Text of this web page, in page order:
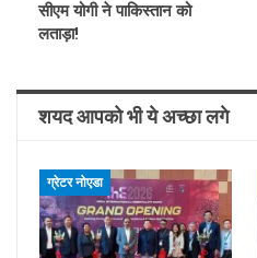
सीएम योगी ने पाकिस्तान को
लताड़ा!
शयद आपको भी ये अच्छा लगे
ग्रेटर नोएडा